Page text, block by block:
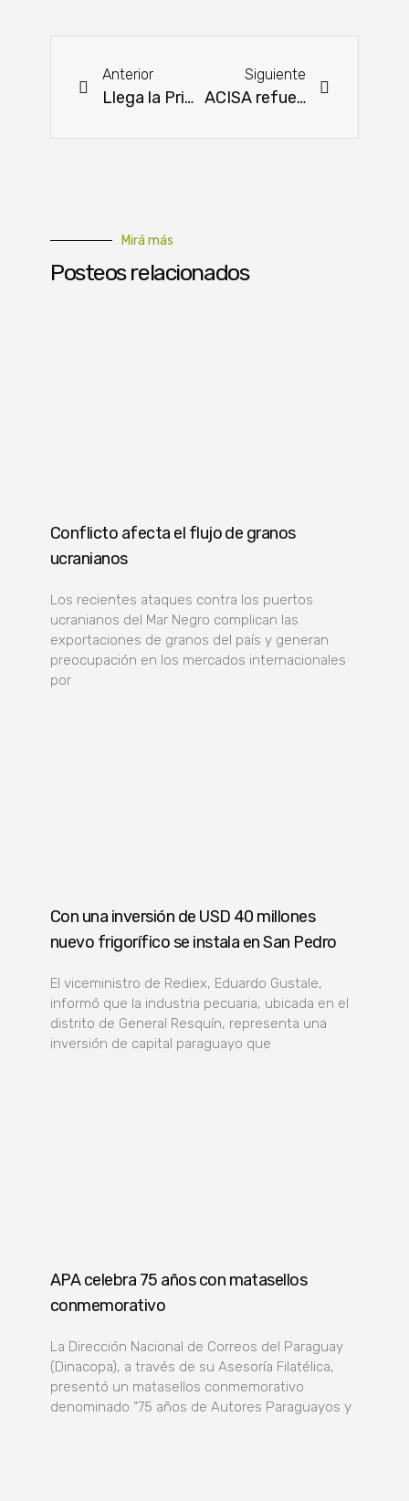
Anterior
Llega la Primera Edición de la Fiesta de la Mandioca en Itapúa
Siguiente
ACISA refuerza presencia en zona agropecuario con nueva sucursal
Mirá más
Posteos relacionados
Conflicto afecta el flujo de granos
ucranianos
Los recientes ataques contra los puertos
ucranianos del Mar Negro complican las
exportaciones de granos del país y generan
preocupación en los mercados internacionales
por
Con una inversión de USD 40 millones
nuevo frigorífico se instala en San Pedro
El viceministro de Rediex, Eduardo Gustale,
informó que la industria pecuaria, ubicada en el
distrito de General Resquín, representa una
inversión de capital paraguayo que
APA celebra 75 años con matasellos
conmemorativo
La Dirección Nacional de Correos del Paraguay
(Dinacopa), a través de su Asesoría Filatélica,
presentó un matasellos conmemorativo
denominado “75 años de Autores Paraguayos y